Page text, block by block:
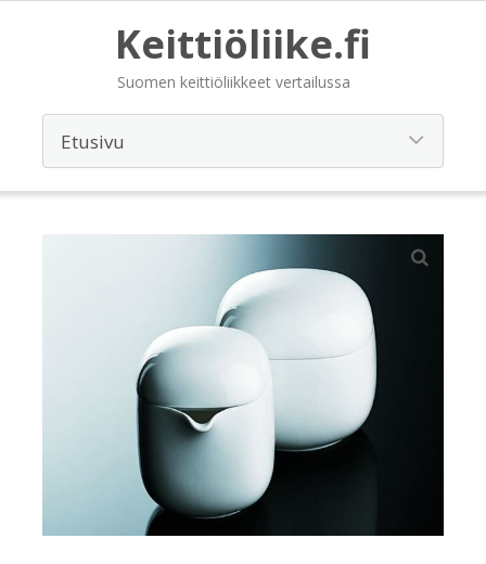
Keittiöliike.fi
Suomen keittiöliikkeet vertailussa